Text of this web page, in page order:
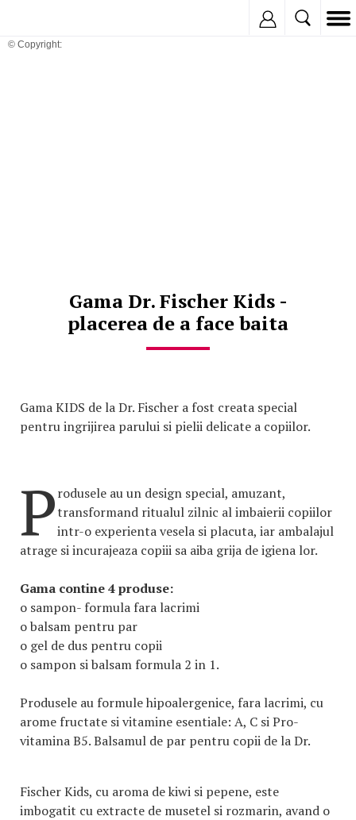
© Copyright:
Gama Dr. Fischer Kids -
placerea de a face baita
Gama KIDS de la Dr. Fischer a fost creata special
pentru ingrijirea parului si pielii delicate a copiilor.
Produsele au un design special, amuzant,
transformand ritualul zilnic al imbaierii copiilor
intr-o experienta vesela si placuta, iar ambalajul
atrage si incurajeaza copiii sa aiba grija de igiena lor.
Gama contine 4 produse:
o sampon- formula fara lacrimi
o balsam pentru par
o gel de dus pentru copii
o sampon si balsam formula 2 in 1.
Produsele au formule hipoalergenice, fara lacrimi, cu
arome fructate si vitamine esentiale: A, C si Pro-
vitamina B5. Balsamul de par pentru copii de la Dr.
Fischer Kids, cu aroma de kiwi si pepene, este
imbogatit cu extracte de musetel si rozmarin, avand o